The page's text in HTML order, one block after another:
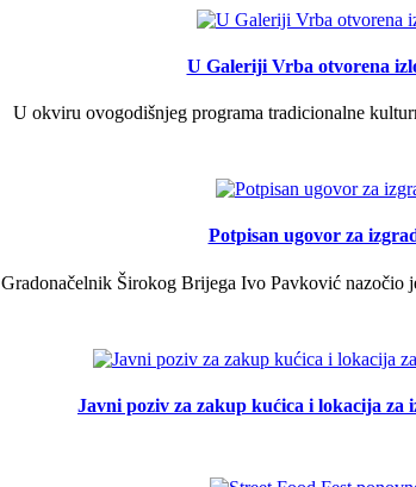
U Galeriji Vrba otvorena
U okviru ovogodišnjeg programa tradicionalne
Potpisan ugovor za
Gradonačelnik Širokog Brijega Ivo Pavković nazočio
Javni poziv za zakup kućica i lokacija